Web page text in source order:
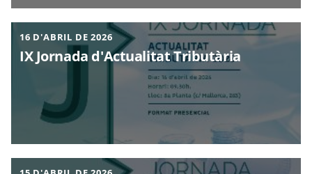
16 D'ABRIL DE 2026
IX Jornada d'Actualitat Tributària